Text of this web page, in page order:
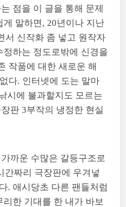
점을 이 글을 통해 문제
말하면, 20년이나 지난
서 신작화 좀 넣고 원작자
하는 정도로밖에 신경을
작품에 대한 새로운 해
다. 인터넷에 도는 말마
시에 불과할지도 모르는
판 3부작의 냉정한 현실
까운 수많은 갈등구조로
간짜리 극장판에 우겨넣
. 애시당초 다른 팬들처럼
한 기대를 한 내가 바보